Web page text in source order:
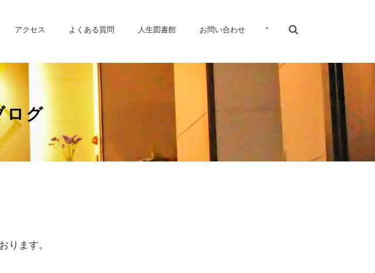
アクセス よくある質問 人生図書館 お問い合わせ •
ログ
ります。